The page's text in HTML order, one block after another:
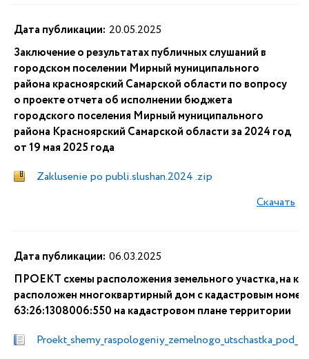
Дата публикации: 20.05.2025
Заключение о результатах публичных слушаний в
городском поселении Мирный муниципального
района красноярский Самарской области по вопросу
о проекте отчета об исполнении бюджета
городского поселения Мирный муниципального
района Красноярский Самарской области за 2024 год
от 19 мая 2025 года
Zaklusenie po publi.slushan.2024 .zip
Скачать
Дата публикации: 06.03.2025
ПРОЕКТ схемы расположения земельного участка, на
расположен многоквартирный дом с кадастровым
63:26:1308006:550 на кадастровом плане территории